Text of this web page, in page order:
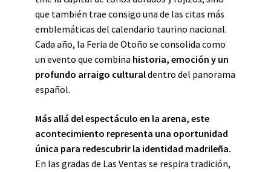
que también trae consigo una de las citas más
emblemáticas del calendario taurino nacional.
Cada año, la Feria de Otoño se consolida como
un evento que combina historia, emoción y un
profundo arraigo culturaldentro del panorama
español.
Más allá del espectáculo en la arena, este
acontecimiento representa una oportunidad
única para redescubrir la identidad madrileña.
En las gradas de Las Ventas se respira tradición,